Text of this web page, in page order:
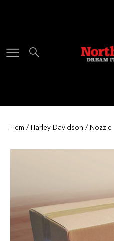
Hem / Harley-Davidson / Nozzle